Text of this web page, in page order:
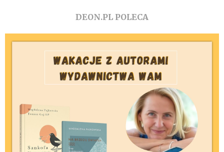
DEON.PL POLECA